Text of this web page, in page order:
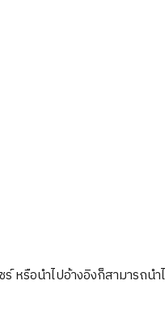
หรือนำไปอ้างอิงก็สามารถนำ